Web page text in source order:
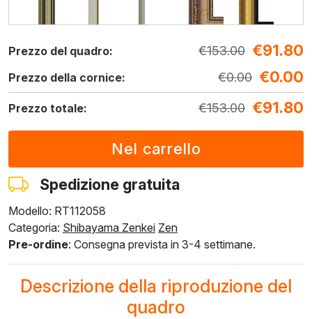
F5429-258
210.84
€126.50
F3013-236
€93.17
F8645-298
164.45
F6537-236
145.40
€87.24
€122.28
203.81
€122.28
203.81
€122.28
€203.81
€122.28
€115.95
F8645-296
€
189.03
F4613-236
€146.81
88.09
F5130-204
€211.66
€
190.53
Prezzo del quadro: €153.00 €91.80
Prezzo della cornice: €0.00 €0.00
Prezzo totale: €153.00 €91.80
Spedizione gratuita
Modello: RT112058
Categoria: Shibayama Zenkei Zen
Pre-ordine: Consegna prevista in 3-4 settimane.
Descrizione della riproduzione del
quadro